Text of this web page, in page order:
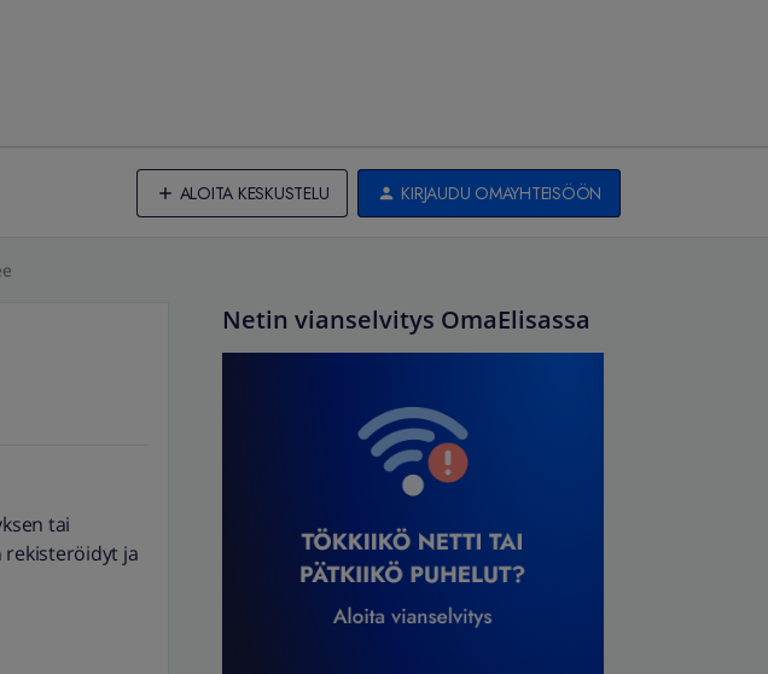
ALOITA KESKUSTELU KIRJAUDU OMAYHTEISÖÖN
tai
rekisteröidyt ja
Netin vianselvitys OmaElisassa